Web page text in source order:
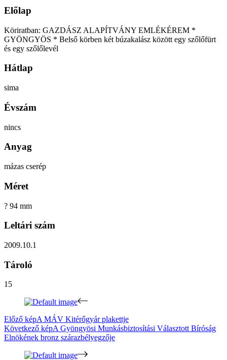
Előlap
Köriratban: GAZDÁSZ ALAPÍTVÁNY EMLÉKÉREM *
GYÖNGYÖS * Belső körben két búzakalász között egy szőlőfürt
és egy szőlőlevél
Hátlap
sima
Évszám
nincs
Anyag
mázas cserép
Méret
? 94 mm
Leltári szám
2009.10.1
Tároló
15
Előző képA MÁV Kitérőgyár plakettje
Következő képA Gyöngyösi Munkásbiztosítási Választott Bíróság
Elnökének bronz szárazbélyegzője